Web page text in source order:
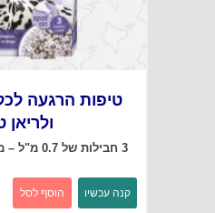
טיפות הרגעה
ולריאן
3 חבילות של 0.7 מ"ל – מתמצית ולריאן טבעי
קנה עכשיו הוסף לסל